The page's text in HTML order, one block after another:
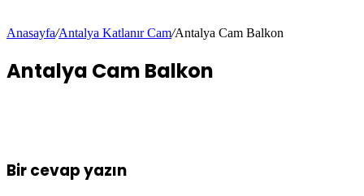
Anasayfa/Antalya Katlanır Cam/Antalya Cam Balkon
Antalya Cam Balkon
Bir cevap yazın